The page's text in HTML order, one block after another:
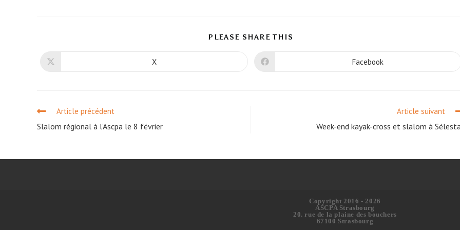
PLEASE SHARE THIS
X Facebook
Article précédent
Slalom régional à l’Ascpa le 8 février
Article suivant
Week-end kayak-cross et slalom à
Copyright 2016 - 2026
ASCPA Strasbourg
20. rue de la plaine des bouchers
67100 Strasbourg